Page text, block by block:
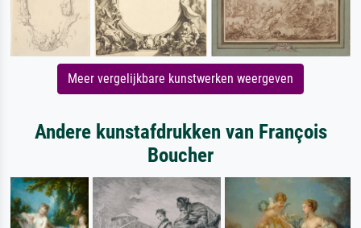
Meer vergelijkbare kunstwerken weergeven
Andere kunstafdrukken van François
Boucher